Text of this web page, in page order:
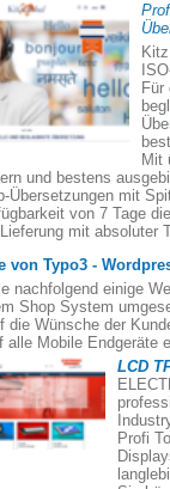
Für
Mit
und bestens
Übersetzungen mit
von 7 Tage
mit absoluter
von Typo3 -
nachfolgend einige
Shop System
die Wünsche der
alle Mobile Endgeräte
LCD
Profi